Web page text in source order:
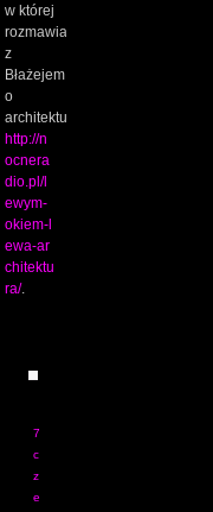
w której
rozmawiałem
z
Błażejem
o
architekturze
http://n
ocnera
dio.pl/l
ewym-
okiem-l
ewa-ar
chitektu
ra/.
7
c
z
e